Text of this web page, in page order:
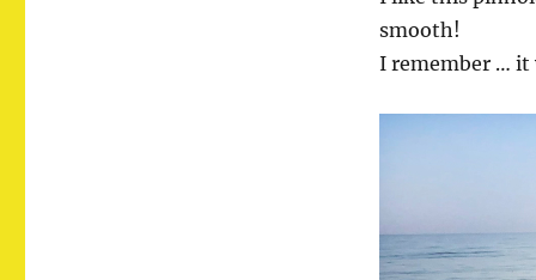
smooth!
I remember … it